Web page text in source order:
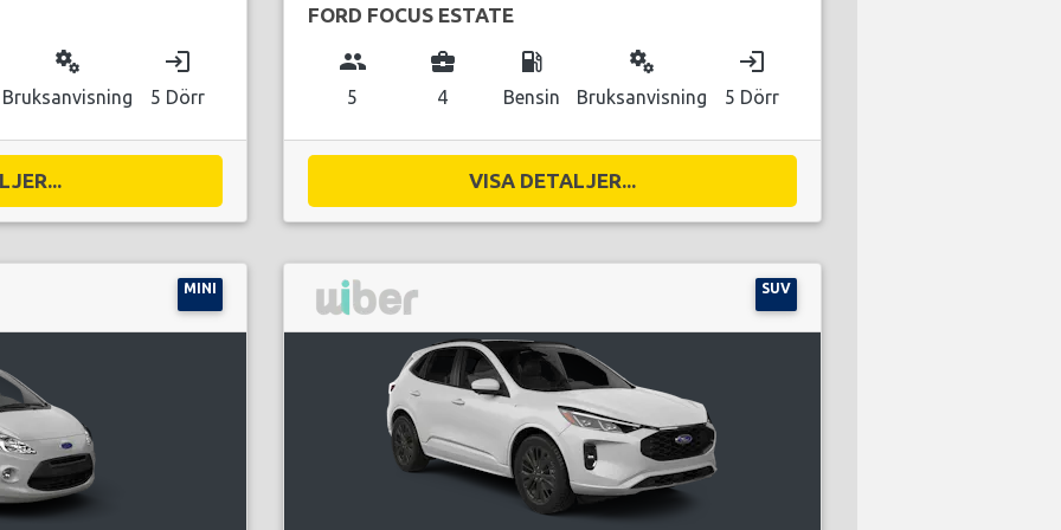
miscellaneous_services
Bruksanvisning
login
5 Dörr
FORD FOCUS ESTATE
group
5
business_center
4
local_gas_station
Bensin
miscellaneous_services
Bruksanvisning
login
5 Dörr
VISA DETALJER...
MINI SUV